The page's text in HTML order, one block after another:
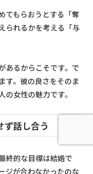
てもらおうとする「奪
られるかを考える「与
あるからこそです。で
す。彼の良さをそのま
女性の魅力です。
ず話し合う
終的な目標は結婚で
ジが合わなかったのな